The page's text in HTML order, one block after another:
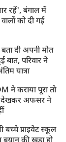
रहें', बंगाल में
को दी गई
दी अपनी मौत
बात, परिवार ने
यात्रा
ने कराया पूरा तो
देखकर अफसर ने
बच्चे प्राइवेट स्कूल